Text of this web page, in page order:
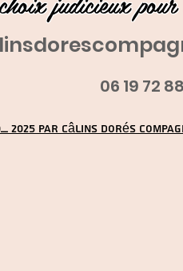
06 19 72
2025 par Câlins Dorés